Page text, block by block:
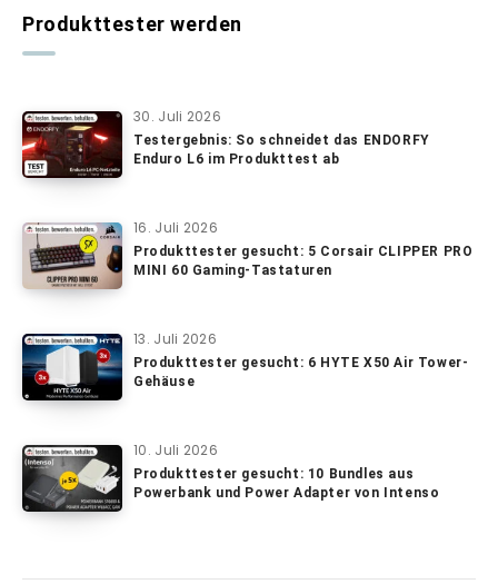
Produkttester werden
30. Juli 2026
Testergebnis: So schneidet das ENDORFY
Enduro L6 im Produkttest ab
16. Juli 2026
Produkttester gesucht: 5 Corsair CLIPPER PRO
MINI 60 Gaming-Tastaturen
13. Juli 2026
Produkttester gesucht: 6 HYTE X50 Air Tower-
Gehäuse
10. Juli 2026
Produkttester gesucht: 10 Bundles aus
Powerbank und Power Adapter von Intenso